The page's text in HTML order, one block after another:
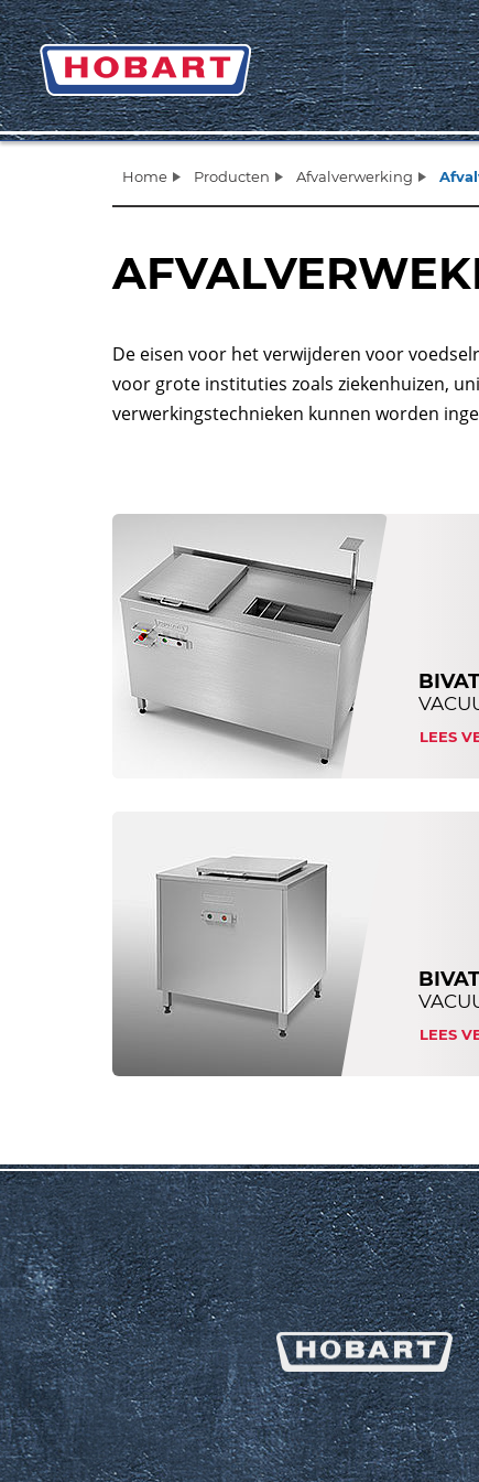
Home Producten Afvalverwerking
De eisen voor het verwijderen voor
voor grote instituties zoals ziekenhuizen,
verwerkingstechnieken kunnen worden
LEES
LEES